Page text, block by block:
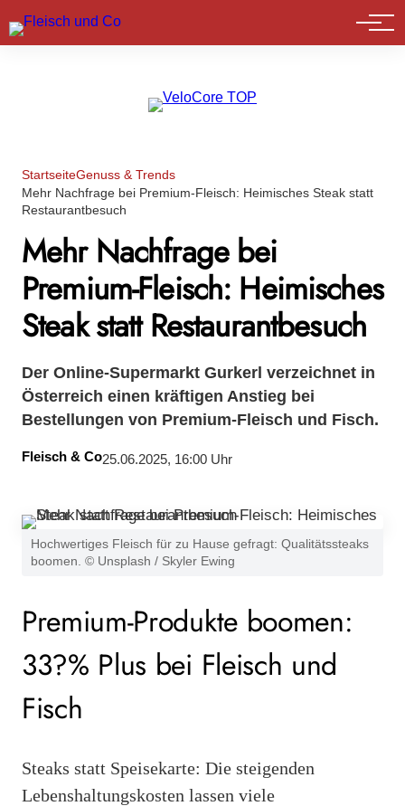
Marktführer
StartseiteGenuss & Trends
Mehr Nachfrage bei Premium-Fleisch: Heimisches Steak statt
Restaurantbesuch
Mehr Nachfrage bei
Premium-Fleisch: Heimisches
Steak statt Restaurantbesuch
Der Online-Supermarkt Gurkerl verzeichnet in
Österreich einen kräftigen Anstieg bei
Bestellungen von Premium-Fleisch und Fisch.
Fleisch & Co25.06.2025, 16:00 Uhr
Hochwertiges Fleisch für zu Hause gefragt: Qualitätssteaks
boomen. © Unsplash / Skyler Ewing
Premium-Produkte boomen:
33?% Plus bei Fleisch und
Fisch
Steaks statt Speisekarte: Die steigenden
Lebenshaltungskosten lassen viele